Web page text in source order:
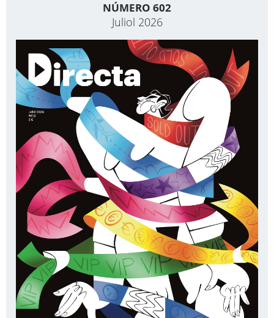
NÚMERO 602
Juliol 2026